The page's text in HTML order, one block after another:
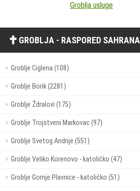
Groblja usluge
GROBLJA - RASPORED SAHRANA
Groblje Ciglena (108)
Groblje Borik (2281)
Groblje Ždralovi (175)
Groblje Trojstveni Markovac (97)
Groblje Svetog Andrije (551)
Groblje Veliko Korenovo - katoličko (47)
Groblje Gornje Plavnice - katoličko (51)